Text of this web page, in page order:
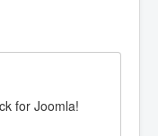
for Joomla!